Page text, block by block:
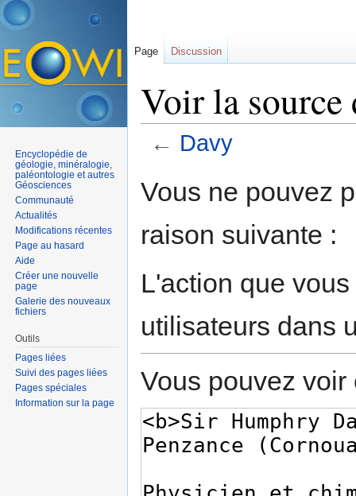
Voir la source
← Davy
Vous ne pouvez
raison suivante :
L'action que
utilisateurs dans
Vous pouvez
Page Discussion
Encyclopédie de
géologie, minéralogie,
paléontologie et autres
Géosciences
Communauté
Actualités
Modifications récentes
Page au hasard
Aide
Créer une nouvelle
page
Galerie des nouveaux
fichiers
Outils
Pages liées
Suivi des pages liées
Pages spéciales
Information sur la page